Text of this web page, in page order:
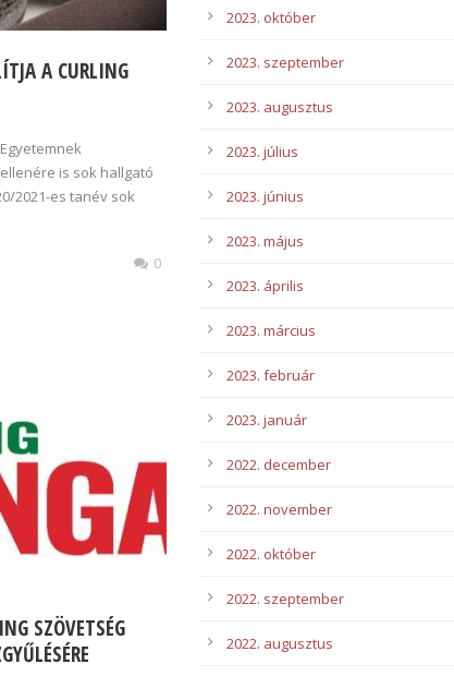
A CURLING
is sok hallgató
2021-es tanév sok
0
SZÖVETSÉG
2023. október
2023. szeptember
2023. augusztus
2023. július
2023. június
2023. május
2023. április
2023. március
2023. február
2023. január
2022. december
2022. november
2022. október
2022. szeptember
2022. augusztus